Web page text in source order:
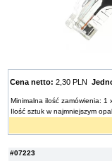
#07223
Cena netto: 2,30 PLN
Minimalna ilość zamówienia: 1
Ilość sztuk w najmniejszym